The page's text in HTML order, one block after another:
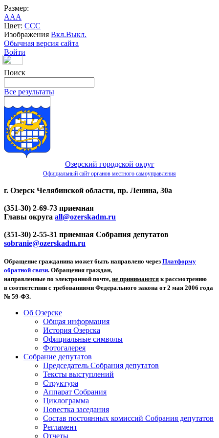
Размер:
AAA
Цвет: CCC
Изображения Вкл.Выкл.
Обычная версия сайта
Войти
Поиск
Все результаты
Озерский городской округ
Официальный сайт органов местного самоуправления
г. Озерск Челябинской области, пр. Ленина, 30а
(351-30) 2-69-73 приемная
Главы округа all@ozerskadm.ru
(351-30) 2-55-31 приемная Собрания депутатов
sobranie@ozerskadm.ru
Обращение гражданина может быть направлено через Платформу
обратной связи. Обращения граждан,
направленные по электронной почте, не принимаются к рассмотрению
в соответствии с требованиями Федерального закона от 2 мая 2006 года
№ 59-ФЗ.
Об Озерске
Общая информация
История Озерска
Официальные символы
Фотогалерея
Собрание депутатов
Председатель Собрания депутатов
Тексты выступлений
Структура
Аппарат Собрания
Циклограмма
Повестка заседания
Состав постоянных комиссий Собрания депутатов
Регламент
Отчеты